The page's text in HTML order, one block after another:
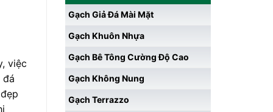
việc
đá
Gạch Giả Đá Mài Mặt
Gạch Khuôn Nhựa
Gạch Bê Tông Cường Độ Cao
Gạch Không Nung
Gạch Terrazzo